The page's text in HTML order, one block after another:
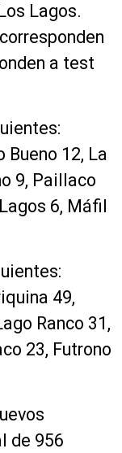
Lagos.
a test
Bueno 12, La
9, Paillaco
6, Máfil
49,
Ranco 31,
23, Futrono
de 956